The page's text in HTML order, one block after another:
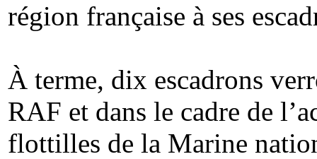
région française à ses
À terme, dix escadrons
RAF et dans le cadre de
flottilles de la Marine